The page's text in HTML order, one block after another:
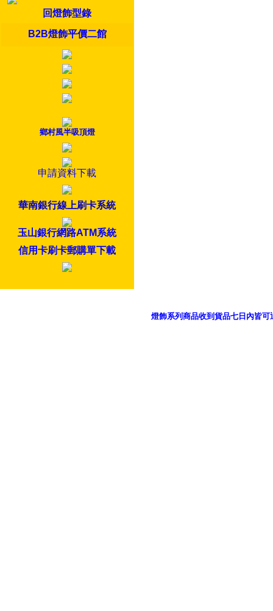
回燈飾型錄
B2B燈飾平價二館
鄉村風半吸頂燈
申請資料下載
華南銀行線上刷卡系統
玉山銀行網路ATM系統
信用卡刷卡郵購單下載
燈飾系列商品收到貨品七日內皆